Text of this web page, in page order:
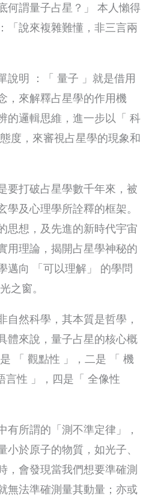
何謂量子占星？」 本人懶得
「說來複雜難懂，非三言兩
說明 ：「 量子 」就是借用
，來解釋占星學的作用機
的邏輯思維，進一步以「 科
度，來審視占星學的現象和
要打破占星學數千年來，被
學及心理學所詮釋的框架。
思想，及先進的新時代宇宙
用理論，揭開占星學神秘的
邁向 「可以理解」 的學問
之窗。
自然科學，其本質是哲學，
體來說，量子占星的核心概
「 觀點性 」，二是 「 機
言性 」，四是「 全像性
有所謂的「測不準定律」，
小於原子的物質，如光子、
，會發現當我們想要準確測
無法準確測量其動量；亦或